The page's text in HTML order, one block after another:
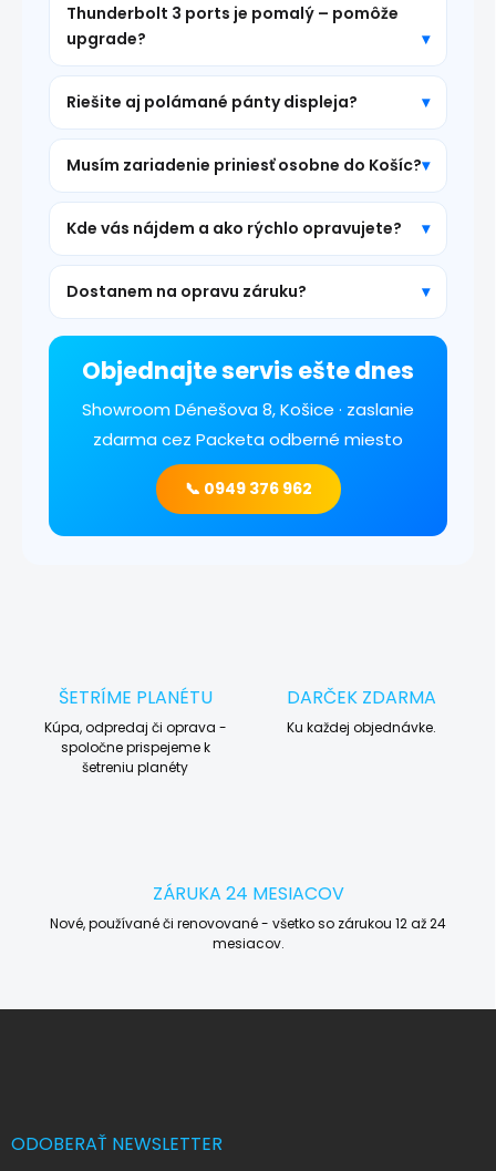
Thunderbolt 3 ports je pomalý – pomôže
upgrade?
Riešite aj polámané pánty displeja?
Musím zariadenie priniesť osobne do Košíc?
Kde vás nájdem a ako rýchlo opravujete?
Dostanem na opravu záruku?
Objednajte servis ešte dnes
Showroom Dénešova 8, Košice · zaslanie
zdarma cez Packeta odberné miesto
📞 0949 376 962
ŠETRÍME PLANÉTU
Kúpa, odpredaj či oprava -
spoločne prispejeme k
šetreniu planéty
DARČEK ZDARMA
Ku každej objednávke.
ZÁRUKA 24 MESIACOV
Nové, používané či renovované - všetko so zárukou 12 až 24
mesiacov.
Z
ODOBERAŤ NEWSLETTER